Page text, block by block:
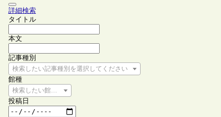
詳細検索
タイトル
本文
記事種別
検索したい記事種別を選択してください
館種
検索したい館種を選択してください
投稿日